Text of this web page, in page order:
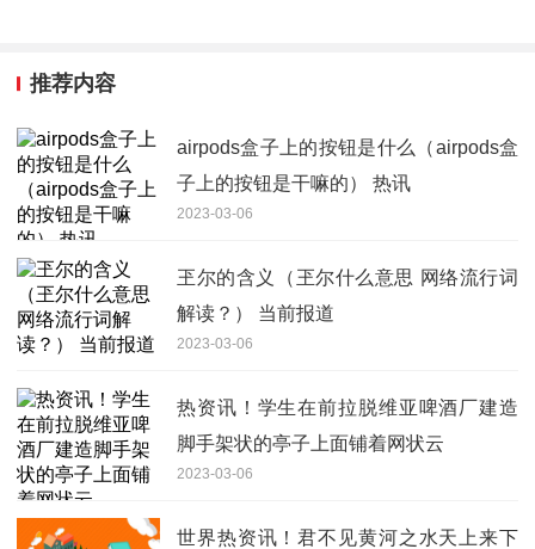
推荐内容
airpods盒子上的按钮是什么（airpods盒
子上的按钮是干嘛的） 热讯
2023-03-06
玊尔的含义（玊尔什么意思 网络流行词
解读？） 当前报道
2023-03-06
热资讯！学生在前拉脱维亚啤酒厂建造
脚手架状的亭子上面铺着网状云
2023-03-06
世界热资讯！君不见黄河之水天上来下